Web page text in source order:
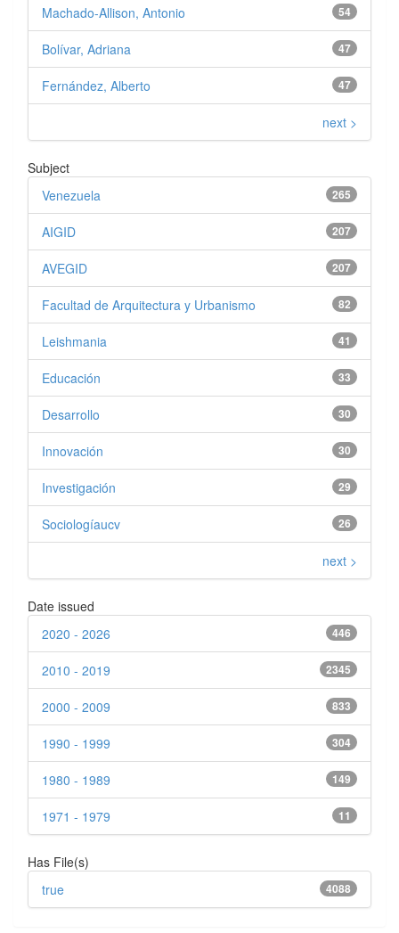
54
Machado-Allison, Antonio
47
Bolívar, Adriana
47
Fernández, Alberto
next >
Subject
265
Venezuela
207
AIGID
207
AVEGID
82
Facultad de Arquitectura y Urbanismo
41
Leishmania
33
Educación
30
Desarrollo
30
Innovación
29
Investigación
26
Sociologíaucv
next >
Date issued
446
2020 - 2026
2345
2010 - 2019
833
2000 - 2009
304
1990 - 1999
149
1980 - 1989
11
1971 - 1979
Has File(s)
4088
true